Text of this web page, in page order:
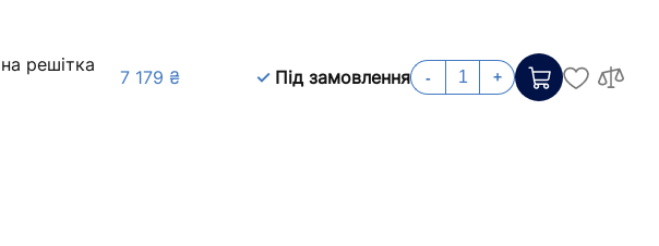
решітка
7 179 ₴ Під замовлення - +